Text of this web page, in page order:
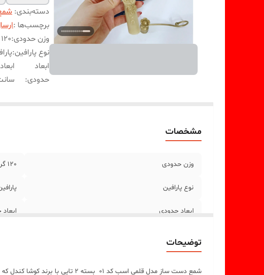
دسته‌بندی:
برچسب‌ها :ارسال 3
وزن حدودی:120 گرم
نوع پارافین:
ابعاد
حدودی:
مشخصات
وزن حدودی 120 گرم
نوع پارافین پارافین 1
ابعاد حدودی ابعاد
توضیحات
شمع دست ساز مدل قلمی اسب کد 01